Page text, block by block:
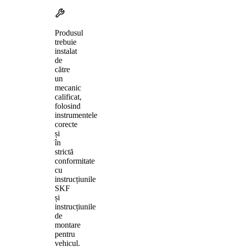
Produsul
trebuie
instalat
de
către
un
mecanic
calificat,
folosind
instrumentele
corecte
și
în
strictă
conformitate
cu
instrucțiunile
SKF
și
instrucțiunile
de
montare
pentru
vehicul.